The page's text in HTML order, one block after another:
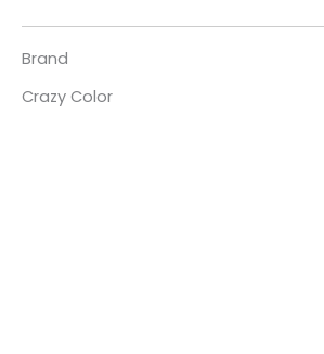
Brand
Crazy Color